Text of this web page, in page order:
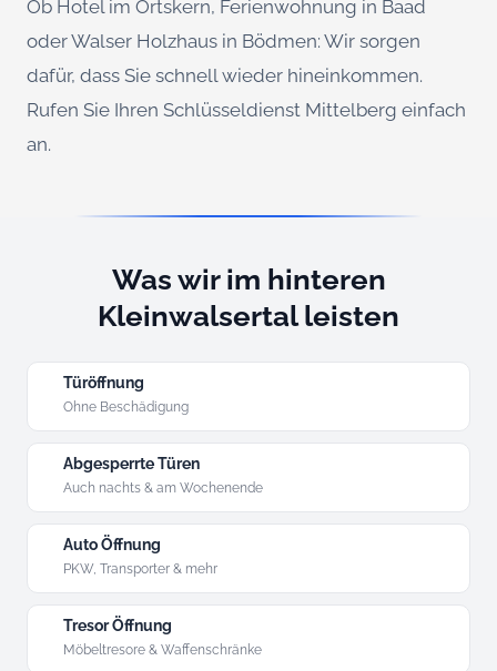
Ob Hotel im Ortskern, Ferienwohnung in Baad
oder Walser Holzhaus in Bödmen: Wir sorgen
dafür, dass Sie schnell wieder hineinkommen.
Rufen Sie Ihren Schlüsseldienst Mittelberg einfach
an.
Was wir im hinteren
Kleinwalsertal leisten
Türöffnung
Ohne Beschädigung
Abgesperrte Türen
Auch nachts & am Wochenende
Auto Öffnung
PKW, Transporter & mehr
Tresor Öffnung
Möbeltresore & Waffenschränke